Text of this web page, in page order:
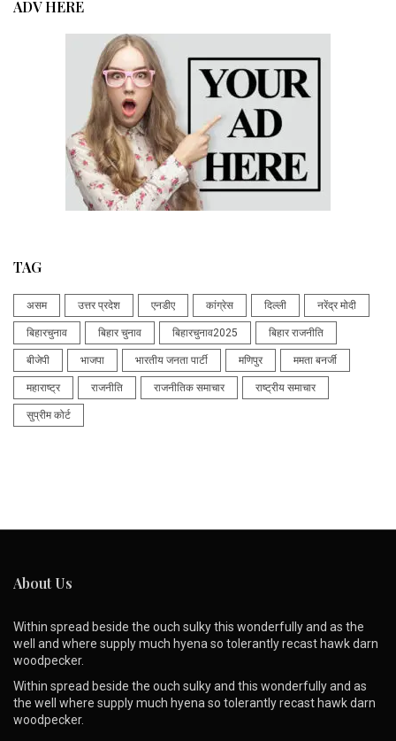
ADV HERE
TAG
असम उत्तर प्रदेश एनडीए कांग्रेस दिल्ली नरेंद्र मोदी
बिहारचुनाव बिहार चुनाव बिहारचुनाव2025 बिहार राजनीति
बीजेपी भाजपा भारतीय जनता पार्टी मणिपुर ममता बनर्जी
महाराष्ट्र राजनीति राजनीतिक समाचार राष्ट्रीय समाचार
सुप्रीम कोर्ट
About Us
Within spread beside the ouch sulky this wonderfully and as the
well and where supply much hyena so tolerantly recast hawk darn
woodpecker.
Within spread beside the ouch sulky and this wonderfully and as
the well where supply much hyena so tolerantly recast hawk darn
woodpecker.